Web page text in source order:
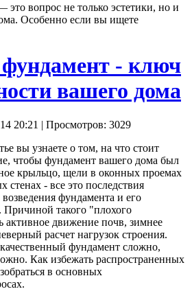
вопрос не только эстетики, но и
Особенно если вы ищете
- ключ
вашего дома
20:21 | Просмотров: 3029
вы узнаете о том, на что стоит
чтобы фундамент вашего дома был
крыльцо, щели в оконных проемах
- все это последствия
фундамента и его
Причиной такого "плохого
активное движение почв, зимнее
расчет нагрузок строения.
фундамент сложно,
Как избежать распространенных
в основных